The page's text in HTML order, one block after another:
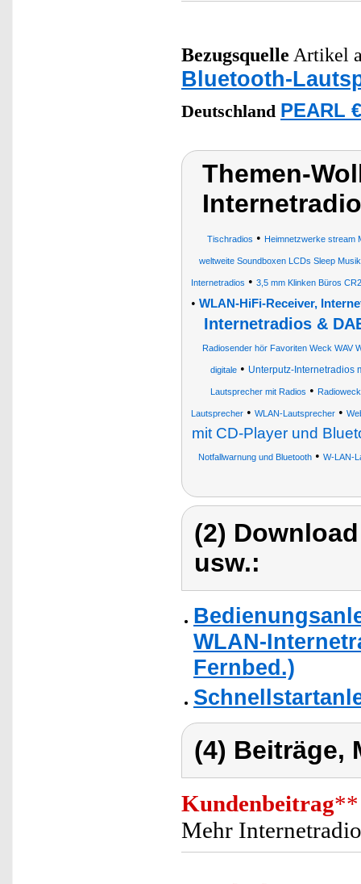
Bezugsquelle Artikel
Bluetooth-
Deutschland PEARL
Themen-
Tischradios • Heimnetzwerke stream
weltweite Soundboxen LCDs Sleep
Internetradios • 3,5 mm Klinken Büros
• WLAN-HiFi-Receiver,
Internetradios &
Radiosender hör Favoriten Weck WAV
digitale • Unterputz-Internetradios
Lautsprecher mit Radios •
Lautsprecher• WLAN-Lautsprecher•
mit CD-Player und
Notfallwarnung und Bluetooth • W-LAN-
(2)
usw.:
WLAN-
Fernbed.)
(4) Beiträge,
Kundenbeitrag**
Mehr